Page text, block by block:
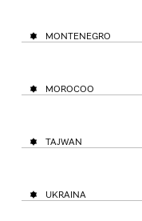
MONTENEGRO
MOROCOO
TAJWAN
UKRAINA